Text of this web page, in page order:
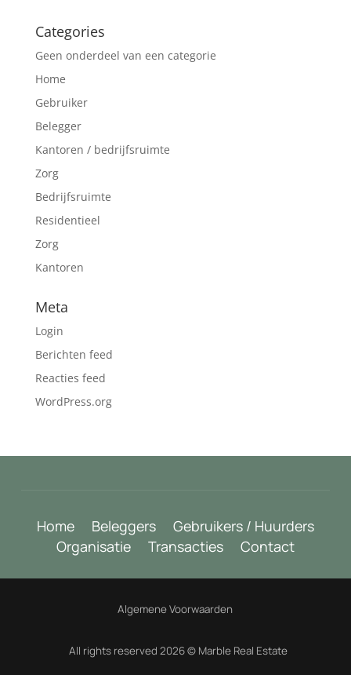
Categories
Geen onderdeel van een categorie
Home
Gebruiker
Belegger
Kantoren / bedrijfsruimte
Zorg
Bedrijfsruimte
Residentieel
Zorg
Kantoren
Meta
Login
Berichten feed
Reacties feed
WordPress.org
Home Beleggers
Gebruikers / Huurders
Organisatie
Transacties Contact
Algemene Voorwaarden
All rights reserved 2026 © Marble Real Estate